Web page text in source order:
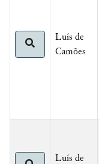
Luís de
Camões
Luís de